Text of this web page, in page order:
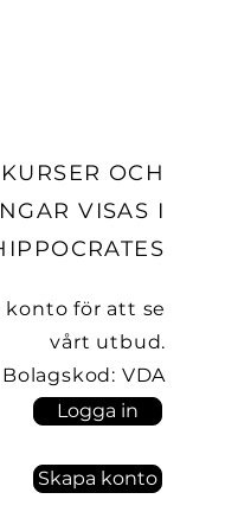
OCH
VISAS I
konto för att se
vårt utbud.
Bolagskod: VDA
Logga in
Skapa konto